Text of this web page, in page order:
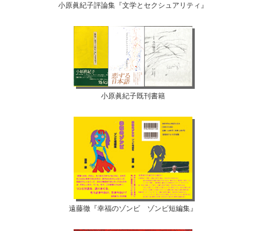
小原眞紀子評論集『文学とセクシュアリティ』
小原眞紀子既刊書籍
遠藤徹『幸福のゾンビ ゾンビ短編集』